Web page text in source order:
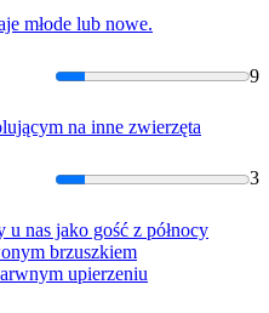
młode lub nowe.
9
na inne zwierzęta
3
nas jako gość z północy
brzuszkiem
upierzeniu